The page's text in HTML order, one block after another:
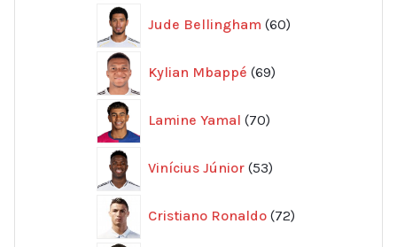
Jude Bellingham 60
produkter
Kylian Mbappé 69
produkter
Lamine Yamal 70
produkter
Vinícius Júnior 53
produkter
Cristiano Ronaldo 72
produkter